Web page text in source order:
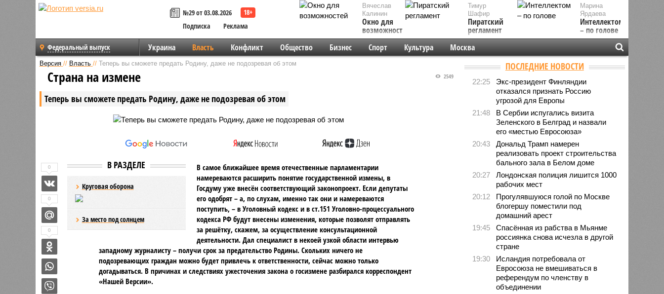
№29 от 03.08.2026
Подписка
Реклама
Вячеслав
Калинин
Окно для
возможностей
Марина
Ярдаева
Интеллектом
– по голове
Тимур
Шафир
Пиратский
регламент
Федеральный выпуск Украина Власть Конфликт Общество Бизнес Спорт Культура Москва
Версия // Власть // Теперь вы сможете предать Родину, даже не подозревая об этом
Теперь вы сможете предать Родину, даже не подозревая об этом
2549
Страна на измене
В РАЗДЕЛЕ
Круговая оборона
За место под солнцем
В самое ближайшее время отечественные парламентарии
намереваются расширить понятие государственной измены, в
Госдуму уже внесён соответствующий законопроект. Если депутаты
его одобрят – а, по слухам, именно так они и намереваются
поступить, – в Уголовный кодекс и в ст.151 Уголовно-процессуального
кодекса РФ будут внесены изменения, которые позволят отправлять
за решётку, скажем, за осуществление консультационной
деятельности. Дал специалист в некоей узкой области интервью
западному журналисту – получи срок за предательство Родины. Скольких ничего не
подозревающих граждан можно будет привлечь к ответственности, сейчас можно только
догадываться. В причинах и следствиях ужесточения закона о госизмене разбирался корреспондент
«Нашей Версии».
0
0
0
ПОСЛЕДНИЕ НОВОСТИ
22:25
Экс-президент Финляндии
отказался признать Россию
угрозой для Европы
21:48
В Сербии испугались визита
Зеленского в Белград и назвали
его «местью Евросоюза»
20:43
Дональд Трамп намерен
реализовать проект строительства
бального зала в Белом доме
20:27
Лондонская полиция лишится 1000
рабочих мест
20:12
Прогулявшуюся голой по Москве
блогершу поместили под
домашний арест
19:45
Спасённая из рабства в Мьянме
россиянка снова исчезла в другой
стране
19:30
Исландия потребовала от
Евросоюза не вмешиваться в
референдум по членству в
объединении